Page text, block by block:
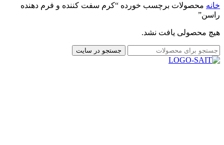
خانه محصولات برچسب خورده “کرم سفت کننده و فرم دهنده
راسن”
هیچ محصولی یافت نشد.
جستجو در سایت